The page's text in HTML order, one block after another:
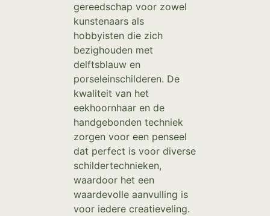
gereedschap voor zowel
kunstenaars als
hobbyisten die zich
bezighouden met
delftsblauw en
porseleinschilderen. De
kwaliteit van het
eekhoornhaar en de
handgebonden techniek
zorgen voor een penseel
dat perfect is voor diverse
schildertechnieken,
waardoor het een
waardevolle aanvulling is
voor iedere creatieveling.